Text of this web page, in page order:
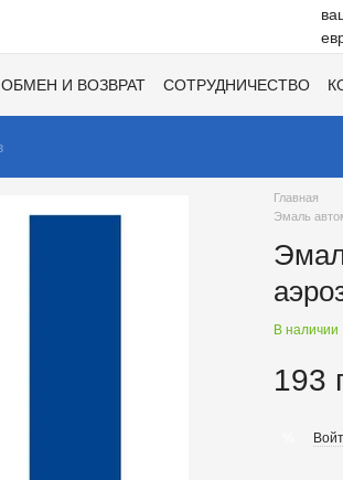
ОБМЕН И ВОЗВРАТ СОТРУДНИЧЕСТВО
Главная
Эмаль
В наличии
193